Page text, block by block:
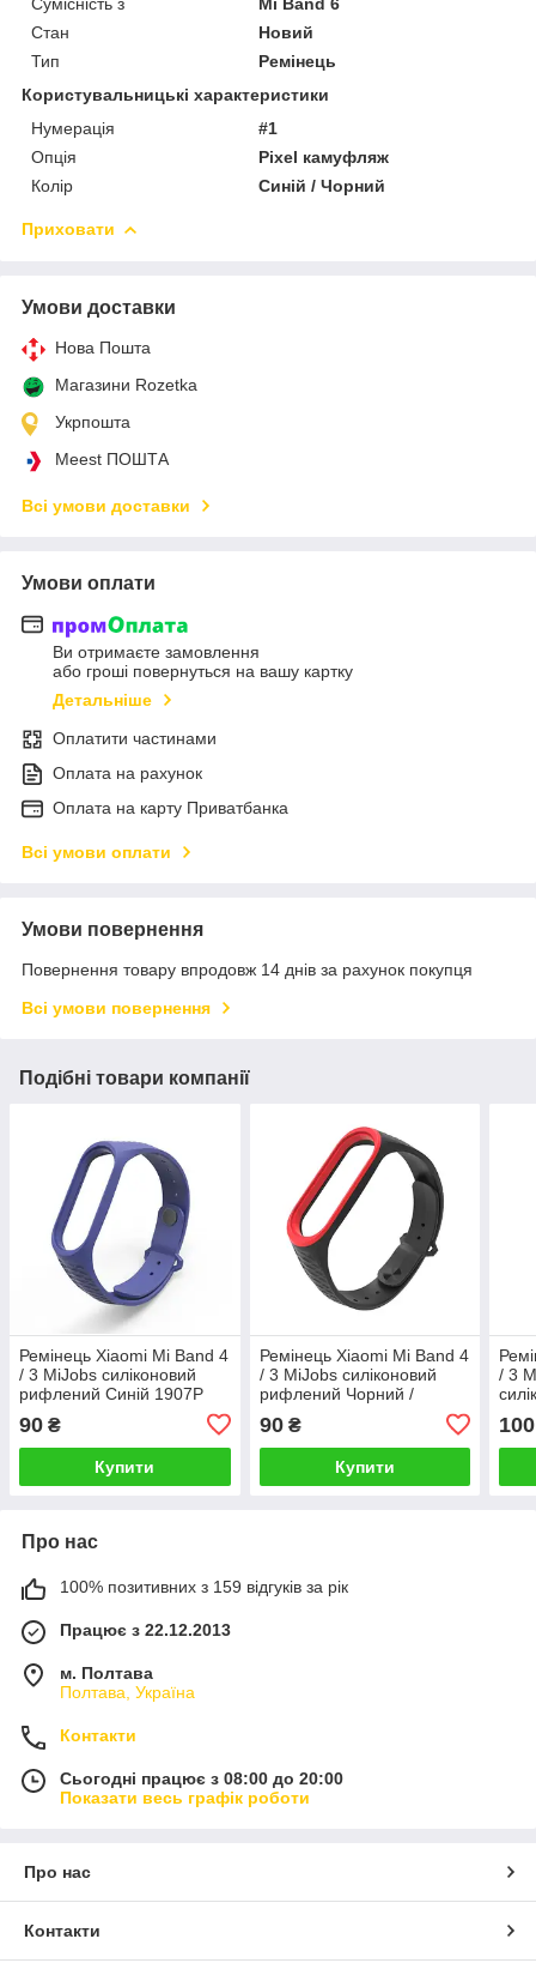
Стан
Новий
Тип
Ремінець
Користувальницькі характеристики
Нумерація
#1
Опція
Pixel камуфляж
Колір
Синій / Чорний
Приховати
Умови доставки
Нова Пошта
Магазини Rozetka
Укрпошта
Meest ПОШТА
Всі умови доставки
Умови оплати
Ви отримаєте замовлення
або гроші повернуться на вашу картку
Детальніше
Оплатити частинами
Оплата на рахунок
Оплата на карту Приватбанка
Всі умови оплати
Умови повернення
Повернення товару впродовж 14 днів за рахунок покупця
Всі умови повернення
Подібні товари компанії
Ремінець Xiaomi Mi Band 4
/ 3 MiJobs силіконовий
рифлений Синій 1907P
90 ₴
Купити
Ремінець Xiaomi Mi Band 4
/ 3 MiJobs силіконовий
рифлений Чорний /
90₴
Купити
/ 3
100
Про нас
100% позитивних з 159 відгуків за рік
Працює з 22.12.2013
м. Полтава
Полтава, Україна
Контакти
Сьогодні працює з 08:00 до 20:00
Показати весь графік роботи
Про нас
Контакти